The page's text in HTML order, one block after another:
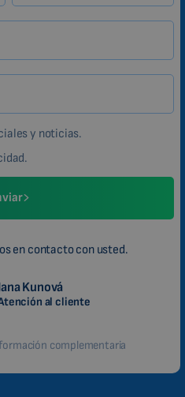
y noticias.
en contacto con usted.
Kunová
al cliente
complementaria
CZECH